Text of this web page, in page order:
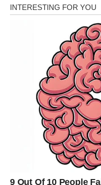
komunikaciju koja će
Vi ste među znakovima
lijepe trenutke. Partner
podrškom, dok slobodni
novo poznanstvo koje
Poslovni planovi također
što ste očekivali.